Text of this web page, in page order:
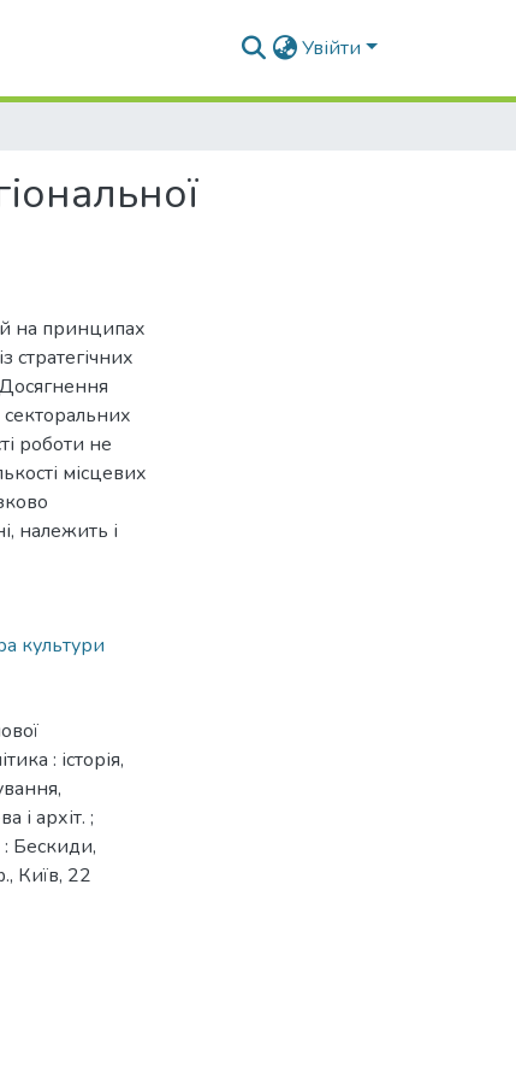
Увійти
на принципах
стратегічних
роботи не
місцевих
належить і
культури
: історія,
і архіт. ;
: Бескиди,
Київ, 22